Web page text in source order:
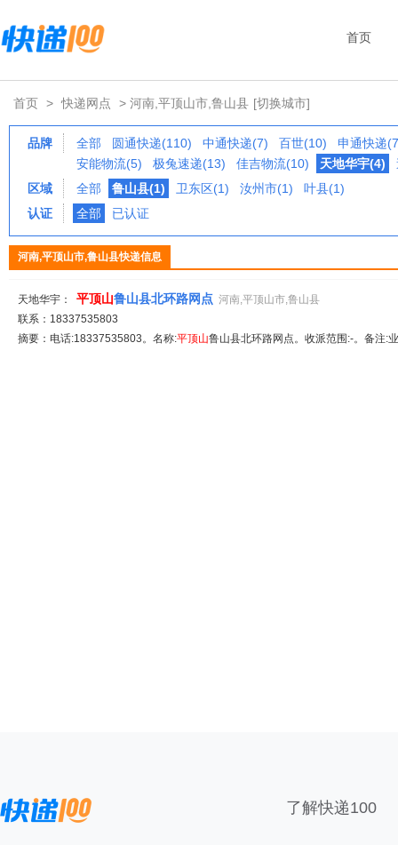
首页
首页 > 快递网点 > 河南,平顶山市,鲁山县 [切换城市]
品牌 全部 圆通快递(110) 中通快递(7) 百世(10)
申通快递
安能物流(5)
极兔速递(13) 佳吉物流(10) 天地华宇(4)
区域
全部 鲁山县(1) 卫东区(1) 汝州市(1)
叶县(1)
认证
全部 已认证
河南,平顶山市,鲁山县快递信息
天地华宇： 平顶山鲁山县北环路网点 河南,平顶山市,鲁山县
联系：18337535803
摘要：电话:18337535803。名称:平顶山鲁山县北环路网点。收派范围:-。备注:
了解快递100